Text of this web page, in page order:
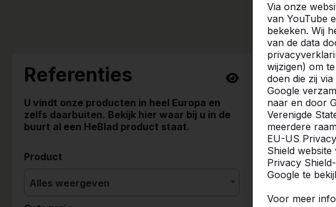
Via onze
van YouTube
bekeken. Wij
van de data
wijzigen) om
doen die zij
Google
naar en door
Verenigde
meerdere
EU-US
Shield
Privacy
Google te
Voor meer
Referenties
U vindt onze producten in heel Europa en
zelfs daarbuiten. Bekijk hier waar bij u in de
buurt al een HeBlad product staat.
Product
Alles weergeven